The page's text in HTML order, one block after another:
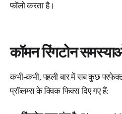
फॉलो करता है।
कॉमन रिंगटोन
कभी-कभी, पहली बार में सब कुछ
प्रॉब्लम्स के क्विक फिक्स दिए गए हैं: